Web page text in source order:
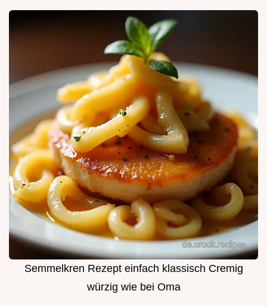
Semmelkren Rezept einfach klassisch Cremig
würzig wie bei Oma